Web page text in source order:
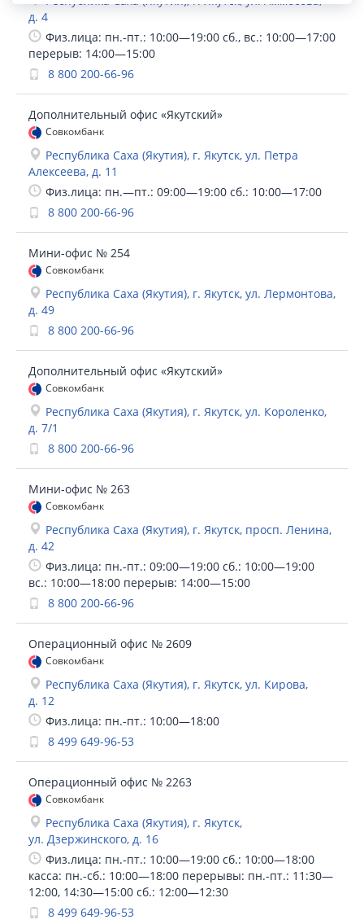
д. 4
Физ.лица: пн.-пт.: 10:00—19:00 сб., вс.: 10:00—17:00
перерыв: 14:00—15:00
8 800 200-66-96
Дополнительный офис «Якутский»
Совкомбанк
Республика Саха (Якутия), г. Якутск, ул. Петра
Алексеева, д. 11
Физ.лица: пн.—пт.: 09:00—19:00 сб.: 10:00—17:00
8 800 200-66-96
Мини-офис № 254
Совкомбанк
Республика Саха (Якутия), г. Якутск, ул. Лермонтова,
д. 49
8 800 200-66-96
Дополнительный офис «Якутский»
Совкомбанк
Республика Саха (Якутия), г. Якутск, ул. Короленко,
д. 7/1
8 800 200-66-96
Мини-офис № 263
Совкомбанк
Республика Саха (Якутия), г. Якутск, просп. Ленина,
д. 42
Физ.лица: пн.-пт.: 09:00—19:00 сб.: 10:00—19:00
вс.: 10:00—18:00 перерыв: 14:00—15:00
8 800 200-66-96
Операционный офис № 2609
Совкомбанк
Республика Саха (Якутия), г. Якутск, ул. Кирова,
д. 12
Физ.лица: пн.-пт.: 10:00—18:00
8 499 649-96-53
Операционный офис № 2263
Совкомбанк
Республика Саха (Якутия), г. Якутск,
ул. Дзержинского, д. 16
Физ.лица: пн.-пт.: 10:00—19:00 сб.: 10:00—18:00
касса: пн.-сб.: 10:00—18:00 перерывы: пн.-пт.: 11:30—
12:00, 14:30—15:00 сб.: 12:00—12:30
8 499 649-96-53